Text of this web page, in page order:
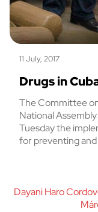
11 July, 2017
Drugs in
The Committee
National Assembly
Tuesday the
for preventing
Dayani Haro